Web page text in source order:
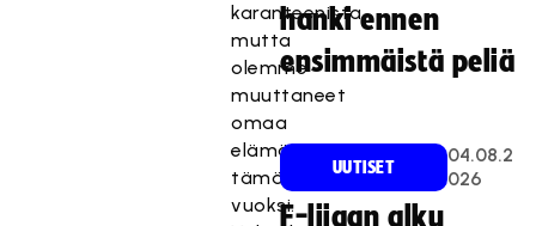
karanteenista,
mutta
olemme
muuttaneet
omaa
elämäntapaamme
tämän
vuoksi.
hanki ennen
ensimmäistä peliä
UUTISET
04.08.2
026
F-liigan alku